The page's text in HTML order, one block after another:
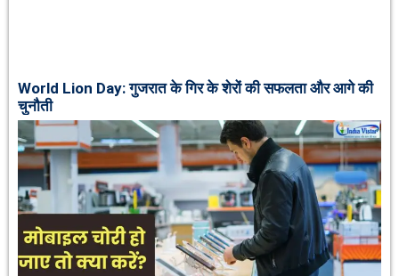
World Lion Day: गुजरात के गिर के शेरों की सफलता और आगे की
चुनौती